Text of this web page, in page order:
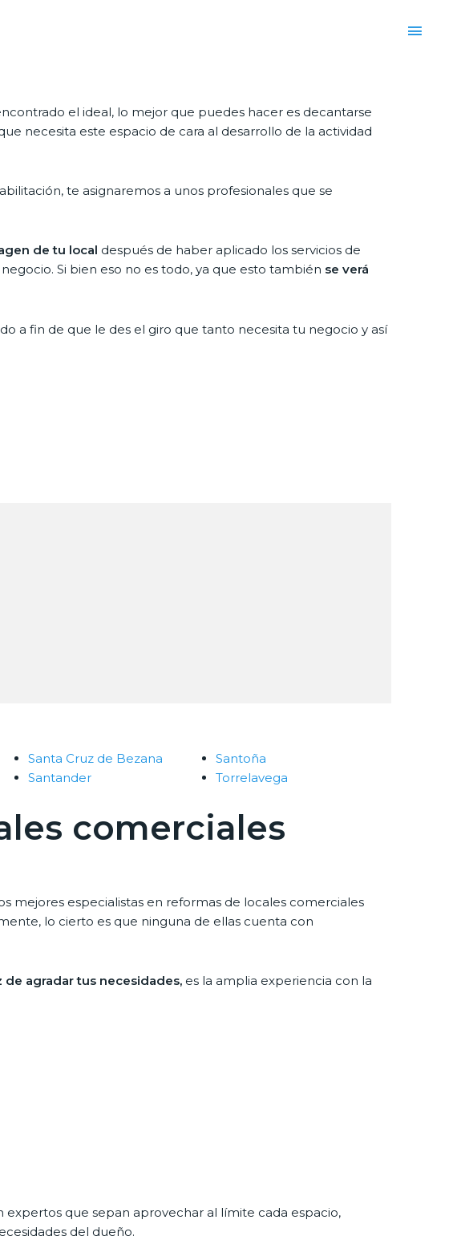
el ideal, lo mejor que puedes hacer es decantarse
necesita este espacio de cara al desarrollo de la actividad
te asignaremos a unos profesionales que se
de tu local después de haber aplicado los servicios de
Si bien eso no es todo, ya que esto también se verá
a fin de que le des el giro que tanto necesita tu negocio y así
Santa Cruz de Bezana
Santander
Santoña
Torrelavega
comerciales
mejores especialistas en reformas de locales comerciales
lo cierto es que ninguna de ellas cuenta con
agradar tus necesidades, es la amplia experiencia con la
que sepan aprovechar al límite cada espacio,
del dueño.